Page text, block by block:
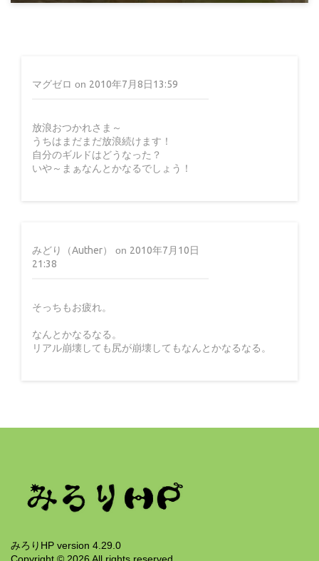
猫が小判(L)
15年前
マグゼロ on 2010年7月8日13:59
放浪おつかれさま～
うちはまだまだ放浪続けます！
自分のギルドはどうなった？
いや～まぁなんとかなるでしょう！
みどり（Auther） on 2010年7月10日
21:38
そっちもお疲れ。
なんとかなるなる。
リアル崩壊しても尻が崩壊してもなんとかなるなる。
みろりHP version 4.29.0
Copyright © 2026 All rights reserved